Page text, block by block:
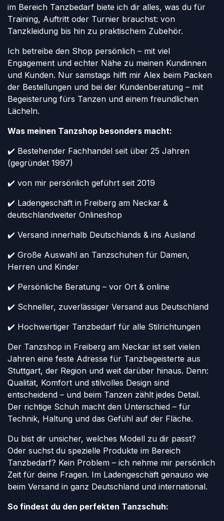
im Bereich Tanzbedarf biete ich dir alles, was du für
Training, Auftritt oder Turnier brauchst: von
Tanzkleidung bis hin zu praktischem Zubehör.
Ich betreibe den Shop persönlich – mit viel
Engagement und echter Nähe zu meinen Kundinnen
und Kunden. Nur samstags hilft mir Alex beim Packen
der Bestellungen und bei der Kundenberatung – mit
Begeisterung fürs Tanzen und einem freundlichen
Lächeln.
Was meinen Tanzshop besonders macht:
✔️ Bestehender Fachhandel seit über 25 Jahren
(gegründet 1997)
✔️ von mir persönlich geführt seit 2019
✔️ Ladengeschäft in Freiberg am Neckar &
deutschlandweiter Onlineshop
✔️ Versand innerhalb Deutschlands & ins Ausland
✔️ Große Auswahl an Tanzschuhen für Damen,
Herren und Kinder
✔️ Persönliche Beratung – vor Ort & online
✔️ Schneller, zuverlässiger Versand aus Deutschland
✔️ Hochwertiger Tanzbedarf für alle Stilrichtungen
Der Tanzshop in Freiberg am Neckar ist seit vielen
Jahren eine feste Adresse für Tanzbegeisterte aus
Stuttgart, der Region und weit darüber hinaus. Denn:
Qualität, Komfort und stilvolles Design sind
entscheidend – und beim Tanzen zählt jedes Detail.
Der richtige Schuh macht den Unterschied – für
Technik, Haltung und das Gefühl auf der Fläche.
Du bist dir unsicher, welches Modell zu dir passt?
Oder suchst du spezielle Produkte im Bereich
Tanzbedarf? Kein Problem – ich nehme mir persönlich
Zeit für deine Fragen. Im Ladengeschäft genauso wie
beim Versand in ganz Deutschland und international.
So findest du den perfekten Tanzschuh: